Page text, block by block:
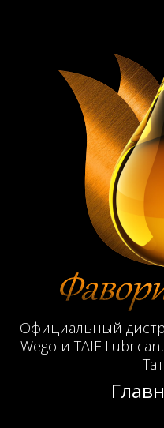
Официальный
Wego и TAIF